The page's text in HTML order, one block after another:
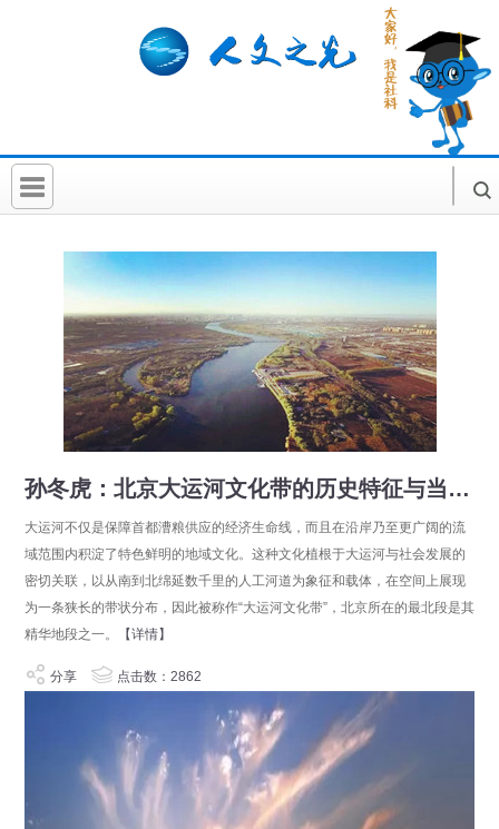
社科要闻
人文北京
社科卡片
社科讲堂
孙冬虎：北京大运河文化带的历史特征与当代意义
大运河不仅是保障首都漕粮供应的经济生命线，而且在沿岸乃至更广阔的流
域范围内积淀了特色鲜明的地域文化。这种文化植根于大运河与社会发展的
密切关联，以从南到北绵延数千里的人工河道为象征和载体，在空间上展现
为一条狭长的带状分布，因此被称作“大运河文化带”，北京所在的最北段是其
精华地段之一。
【详情】
分享 点击数：2862